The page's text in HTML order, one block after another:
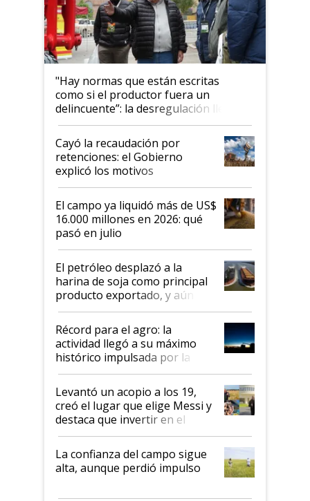
"Hay normas que están escritas
como si el productor fuera un
delincuente”: la desregulación llegó
al Congreso Aapresid y hasta se
habló del financiamiento al IPCVA
Cayó la recaudación por
retenciones: el Gobierno
explicó los motivos
El campo ya liquidó más de US$
16.000 millones en 2026: qué
pasó en julio
El petróleo desplazó a la
harina de soja como principal
producto exportado, y aún así
el agro aportó casi seis de cada
diez dólares y sostuvo el
liderazgo en un semestre
récord
Récord para el agro: la
actividad llegó a su máximo
histórico impulsada por la
cosecha y las exportaciones
Levantó un acopio a los 19,
creó el lugar que elige Messi y
destaca que invertir en el
kirchnerismo era como "darle
plata a un hijo para droga":
Juan Félix Rossetti, el libertario
que de una dura crisis salió
La confianza del campo sigue
alta, aunque perdió impulso